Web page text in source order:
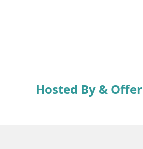
Hosted By & Offer